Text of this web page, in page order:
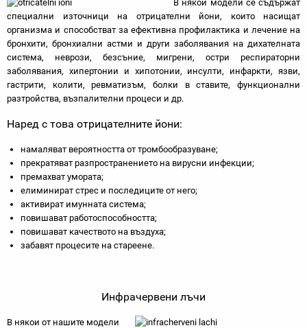
В някои модели се съдържат
специални източници на отрицателни йони, които насищат
организма и способстват за ефективна профилактика и лечение на
бронхити, бронхиални астми и други заболявания на дихателната
система, неврози, безсъние, мигрени, остри респираторни
заболявания, хипертонии и хипотонии, инсулти, инфаркти, язви,
гастрити, колити, ревматизъм, болки в ставите, функционални
разтройства, възпалителни процеси и др.
Наред с това отрицателните йони:
намаляват вероятността от тромбообразуване;
прекратяват разпространението на вирусни инфекции;
премахват умората;
елиминират стрес и последиците от него;
активират имунната система;
повишават работоспособността;
повишават качеството на въздуха;
забавят процесите на стареене.
Инфрачервени лъчи
В някои от нашите модели